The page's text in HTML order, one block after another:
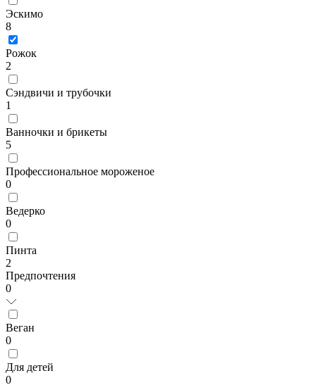
Эскимо
8
Рожок
2
Сэндвичи и трубочки
1
Ванночки и брикеты
5
Профессиональное мороженое
0
Ведерко
0
Пинта
2
Предпочтения
0
Веган
0
Для детей
0